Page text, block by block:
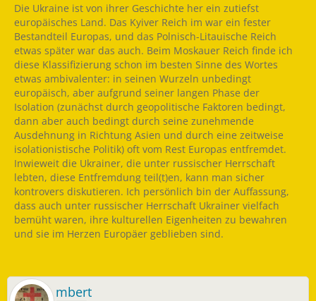
Die Ukraine ist von ihrer Geschichte her ein zutiefst
europäisches Land. Das Kyiver Reich im war ein fester
Bestandteil Europas, und das Polnisch-Litauische Reich
etwas später war das auch. Beim Moskauer Reich finde ich
diese Klassifizierung schon im besten Sinne des Wortes
etwas ambivalenter: in seinen Wurzeln unbedingt
europäisch, aber aufgrund seiner langen Phase der
Isolation (zunächst durch geopolitische Faktoren bedingt,
dann aber auch bedingt durch seine zunehmende
Ausdehnung in Richtung Asien und durch eine zeitweise
isolationistische Politik) oft vom Rest Europas entfremdet.
Inwieweit die Ukrainer, die unter russischer Herrschaft
lebten, diese Entfremdung teil(t)en, kann man sicher
kontrovers diskutieren. Ich persönlich bin der Auffassung,
dass auch unter russischer Herrschaft Ukrainer vielfach
bemüht waren, ihre kulturellen Eigenheiten zu bewahren
und sie im Herzen Europäer geblieben sind.
mbert